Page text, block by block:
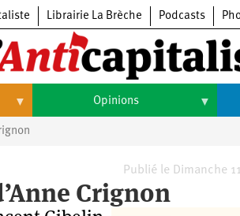
Librairie La Brèche Podcasts
Opinions
Publié le Dimanche
Crignon